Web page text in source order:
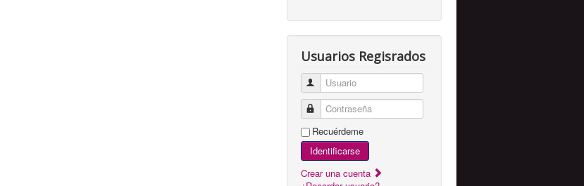
Usuarios Regisrados
Usuario
Contraseña
Recuérdeme
Identificarse
Crear una cuenta